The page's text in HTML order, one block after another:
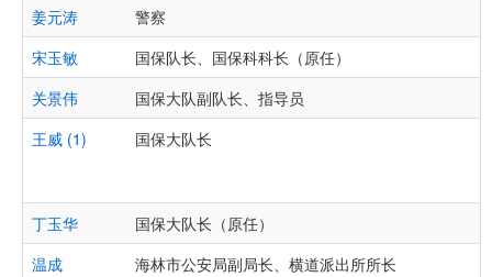
姜元涛 警察
宋玉敏
国保队长、国保科科长（原任）
关景伟
国保大队副队长、指导员
王威 (1)
国保大队长
丁玉华 国保大队长（原任）
温成
海林市公安局副局长、横道派出所所长